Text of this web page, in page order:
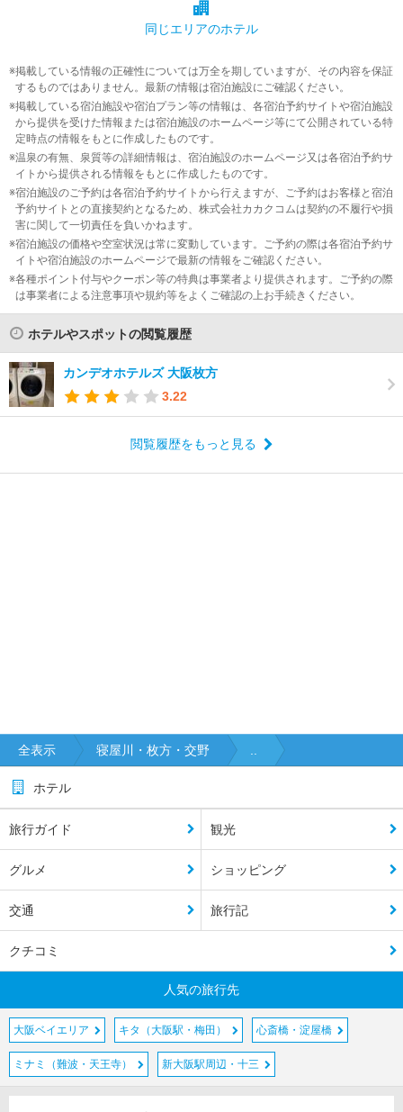
同じエリアのホテル
掲載している情報の正確性については万全を期していますが、その内容を保証
するものではありません。最新の情報は宿泊施設にご確認ください。
掲載している宿泊施設や宿泊プラン等の情報は、各宿泊予約サイトや宿泊施設
から提供を受けた情報または宿泊施設のホームページ等にて公開されている特
定時点の情報をもとに作成したものです。
温泉の有無、泉質等の詳細情報は、宿泊施設のホームページ又は各宿泊予約サ
イトから提供される情報をもとに作成したものです。
宿泊施設のご予約は各宿泊予約サイトから行えますが、ご予約はお客様と宿泊
予約サイトとの直接契約となるため、株式会社カカクコムは契約の不履行や損
害に関して一切責任を負いかねます。
宿泊施設の価格や空室状況は常に変動しています。ご予約の際は各宿泊予約サ
イトや宿泊施設のホームページで最新の情報をご確認ください。
各種ポイント付与やクーポン等の特典は事業者より提供されます。ご予約の際
は事業者による注意事項や規約等をよくご確認の上お手続きください。
ホテルやスポットの閲覧履歴
カンデオホテルズ 大阪枚方
3.22
閲覧履歴をもっと見る
全表示 寝屋川・枚方・交野 ..
ホテル
旅行ガイド 観光
グルメ ショッピング
交通 旅行記
クチコミ
人気の旅行先
大阪ベイエリア キタ（大阪駅・梅田） 心斎橋・淀屋橋
ミナミ（難波・天王寺） 新大阪駅周辺・十三